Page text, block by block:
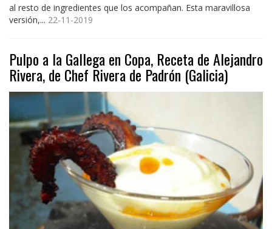
al resto de ingredientes que los acompañan. Esta maravillosa
versión,... 22-11-2019
Pulpo a la Gallega en Copa, Receta de Alejandro
Rivera, de Chef Rivera de Padrón (Galicia)